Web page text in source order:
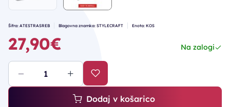
Šifra: ATESTRASREB Blagovna znamka: STYLECRAFT Enota: KOS
27,90€ Na zalogi
Dodaj v košarico